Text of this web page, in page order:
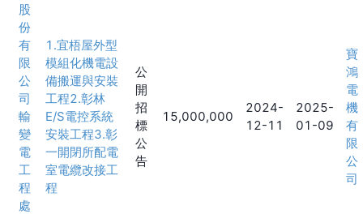
股
份
有
限
公
司
輸
變
電
工
程
處
1.宜梧屋外型
模組化機電設
備搬運與安裝
工程2.彰林
E/S電控系統
安裝工程3.彰
一開閉所配電
室電纜改接工
程
公
開
招
標
公
告
15,000,000
2024-
12-11
2025-
01-09
寶
鴻
電
機
有
限
公
司